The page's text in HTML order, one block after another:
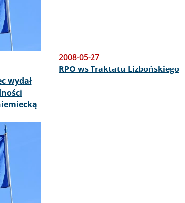
wydał
2008-05-27
RPO ws Traktatu Lizbońskiego